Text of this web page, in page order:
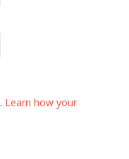
Learn how your